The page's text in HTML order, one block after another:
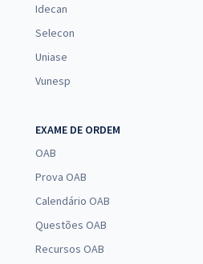
Idecan
Selecon
Uniase
Vunesp
EXAME DE ORDEM
OAB
Prova OAB
Calendário OAB
Questões OAB
Recursos OAB